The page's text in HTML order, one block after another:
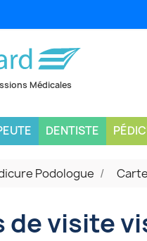
DENTISTE
Podologue
de visite